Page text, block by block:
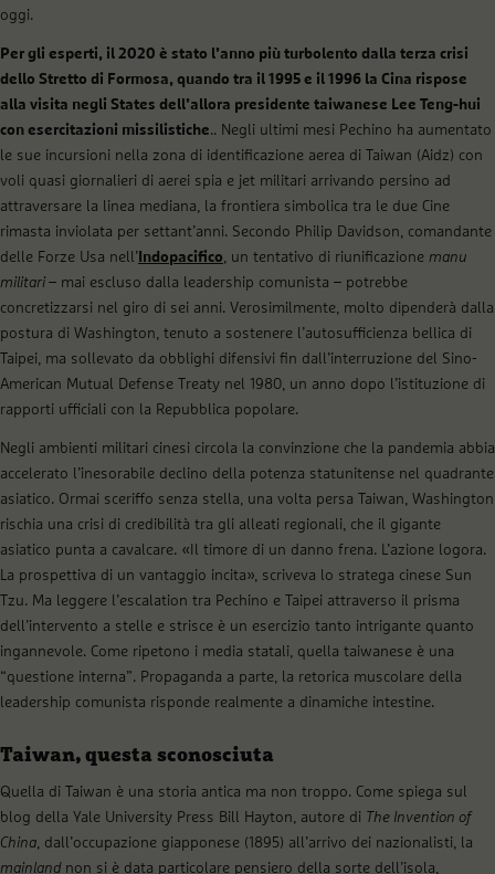
oggi.
Per gli esperti, il 2020 è stato l’anno più turbolento dalla terza crisi
dello Stretto di Formosa, quando tra il 1995 e il 1996 la Cina rispose
alla visita negli States dell’allora presidente taiwanese Lee Teng-hui
con esercitazioni missilistiche.. Negli ultimi mesi Pechino ha aumentato
le sue incursioni nella zona di identificazione aerea di Taiwan (Aidz) con
voli quasi giornalieri di aerei spia e jet militari arrivando persino ad
attraversare la linea mediana, la frontiera simbolica tra le due Cine
rimasta inviolata per settant’anni. Secondo Philip Davidson, comandante
delle Forze Usa nell’ Indopacifico, un tentativo di riunificazione manu
militari – mai escluso dalla leadership comunista – potrebbe
concretizzarsi nel giro di sei anni. Verosimilmente, molto dipenderà dalla
postura di Washington, tenuto a sostenere l’autosufficienza bellica di
Taipei, ma sollevato da obblighi difensivi fin dall’interruzione del Sino-
American Mutual Defense Treaty nel 1980, un anno dopo l’istituzione di
rapporti ufficiali con la Repubblica popolare.
Negli ambienti militari cinesi circola la convinzione che la pandemia abbia
accelerato l’inesorabile declino della potenza statunitense nel quadrante
asiatico. Ormai sceriffo senza stella, una volta persa Taiwan, Washington
rischia una crisi di credibilità tra gli alleati regionali, che il gigante
asiatico punta a cavalcare. «Il timore di un danno frena. L’azione logora.
La prospettiva di un vantaggio incita», scriveva lo stratega cinese Sun
Tzu. Ma leggere l’escalation tra Pechino e Taipei attraverso il prisma
dell’intervento a stelle e strisce è un esercizio tanto intrigante quanto
ingannevole. Come ripetono i media statali, quella taiwanese è una
“questione interna”. Propaganda a parte, la retorica muscolare della
leadership comunista risponde realmente a dinamiche intestine.
Taiwan, questa sconosciuta
Quella di Taiwan è una storia antica ma non troppo. Come spiega sul
blog della Yale University Press Bill Hayton, autore di The Invention of
China, dall’occupazione giapponese (1895) all’arrivo dei nazionalisti, la
mainland non si è data particolare pensiero della sorte dell’isola,